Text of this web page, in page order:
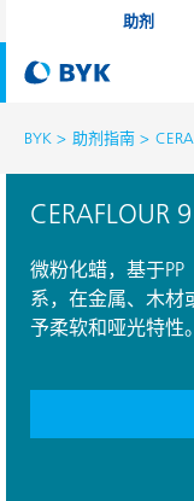
助剂
BYK 助剂指南
CERAFLOUR
微粉化蜡，基于
系，在金属、木材
予柔软和哑光特性。